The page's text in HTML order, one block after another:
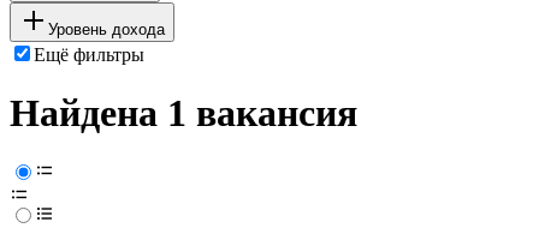
Уровень дохода
Ещё фильтры
Найдена 1 вакансия